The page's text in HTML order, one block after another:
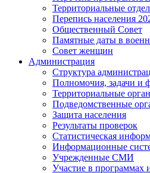
Территориальные
Перепись населения
Общественный Совет
Памятные даты в
Совет женщин
Администрация
Структура
Полномочия, задачи и
Территориальные
Подведомственные
Защита населения
Результаты проверок
Статистическая
Информационные
Учрежденные СМИ
Участие в программах